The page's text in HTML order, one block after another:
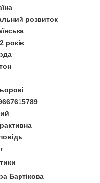
розвиток
років
Бартікова